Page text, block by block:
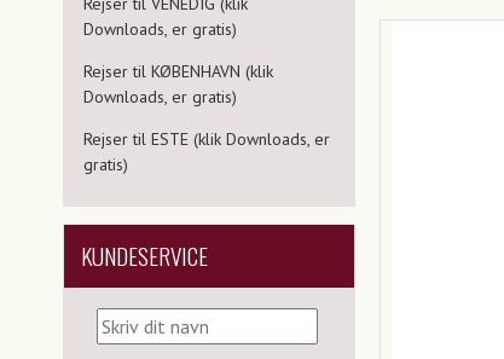
Downloads, er gratis)
Rejser til KØBENHAVN (klik
Downloads, er gratis)
Rejser til ESTE (klik Downloads, er
gratis)
KUNDESERVICE